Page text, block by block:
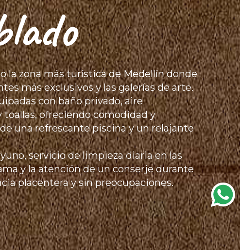
la zona más turística de Medellín donde
más exclusivos y las galerías de arte.
con baño privado, aire
toallas, ofreciendo comodidad y
una refrescante piscina y un relajante
servicio de limpieza diaria en las
y la atención de un conserje durante
placentera y sin preocupaciones.